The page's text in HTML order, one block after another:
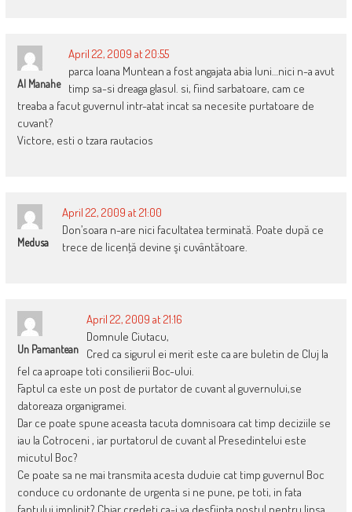
Al Manahe
April 22, 2009 at 20:55
parca Ioana Muntean a fost angajata abia luni…nici n-a avut
timp sa-si dreaga glasul. si, fiind sarbatoare, cam ce
treaba a facut guvernul intr-atat incat sa necesite purtatoare de
cuvant?
Victore, esti o tzara rautacios
Medusa
April 22, 2009 at 21:00
Don’soara n-are nici facultatea terminată. Poate după ce
trece de licenţă devine şi cuvântătoare.
Un Pamantean
April 22, 2009 at 21:16
Domnule Ciutacu,
Cred ca sigurul ei merit este ca are buletin de Cluj la
fel ca aproape toti consilierii Boc-ului.
Faptul ca este un post de purtator de cuvant al guvernului,se
datoreaza organigramei.
Dar ce poate spune aceasta tacuta domnisoara cat timp deciziile se
iau la Cotroceni , iar purtatorul de cuvant al Presedintelui este
micutul Boc?
Ce poate sa ne mai transmita acesta duduie cat timp guvernul Boc
conduce cu ordonante de urgenta si ne pune, pe toti, in fata